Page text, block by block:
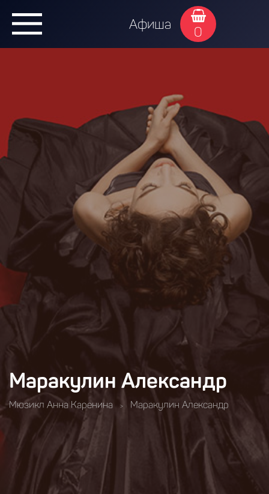
Афиша 0
Маракулин Александр
Мюзикл Анна Каренина > Маракулин Александр